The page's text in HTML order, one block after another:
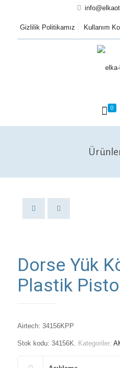
Gizlilik Politikamız Kullanım
0
Dorse Yük
Plastik
Airtech: 34156KPP
Stok kodu: 34156K. Kategoriler: